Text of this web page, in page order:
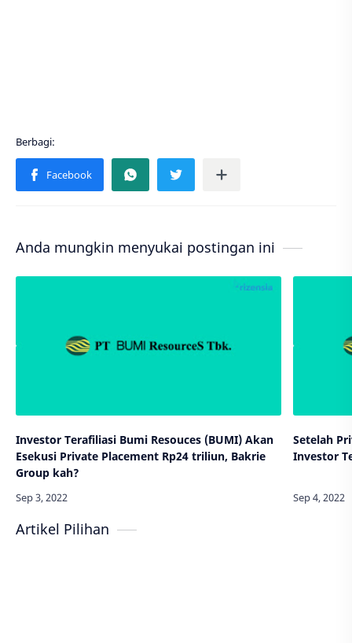
Anda mungkin menyukai postingan ini
Investor Terafiliasi Bumi Resouces (BUMI) Akan
Esekusi Private Placement Rp24 triliun, Bakrie
Group kah?
Setelah
Investor
Artikel Pilihan